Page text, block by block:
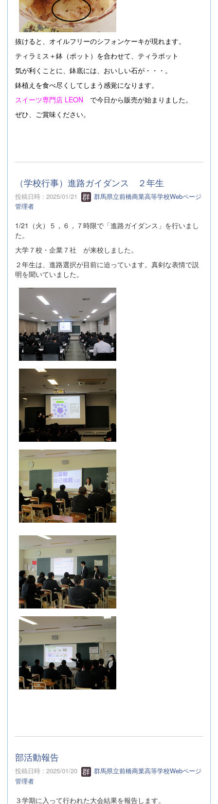
抜けると、オイルフリーのシフォンケーキが現れます。
ティラミス＋鉢（ポット）を合わせて、ティラポット
気が利くことに、鉢底には、おいしい石が・・・。
鉢植えを食べ尽くしてしまう感覚になります。
スイーツ専門店 LEON で今日から販売が始まりました。
ぜひ、ご賞味ください。
（学校行事）進路ガイダンス ２年生
投稿日時 : 2025/01/21
群馬県立前橋商業高等学校Webページ
管理者
1/21（火）５，６，７時限で「進路ガイダンス」を行いまし
た。
大学７校・企業７社 が来校しました。
２年生は、進路選択が目前に迫っています。真剣な表情で説
明を聞いていました。
部活動報告
投稿日時 : 2025/01/20
群馬県立前橋商業高等学校Webページ
管理者
３学期に入って行われた大会結果を報告します。